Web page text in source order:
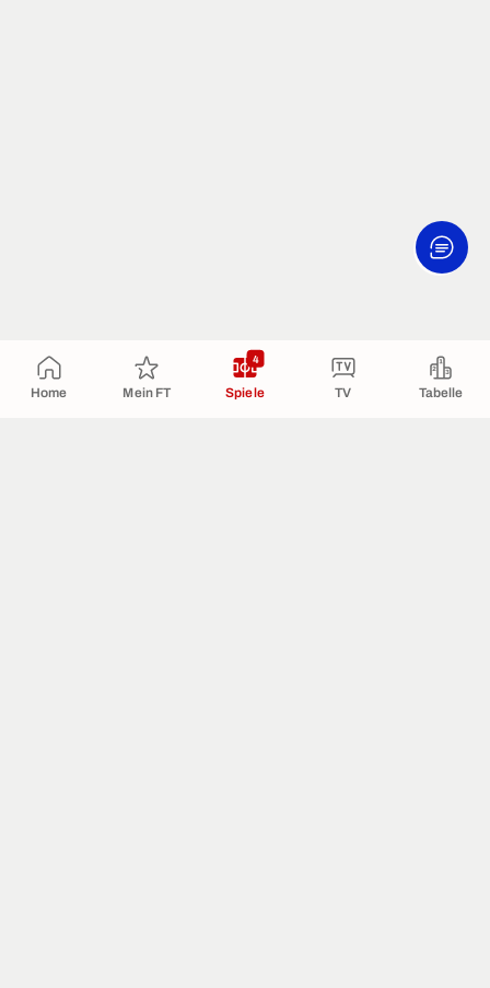
Home Mein FT Spiele
4
TV Tabelle